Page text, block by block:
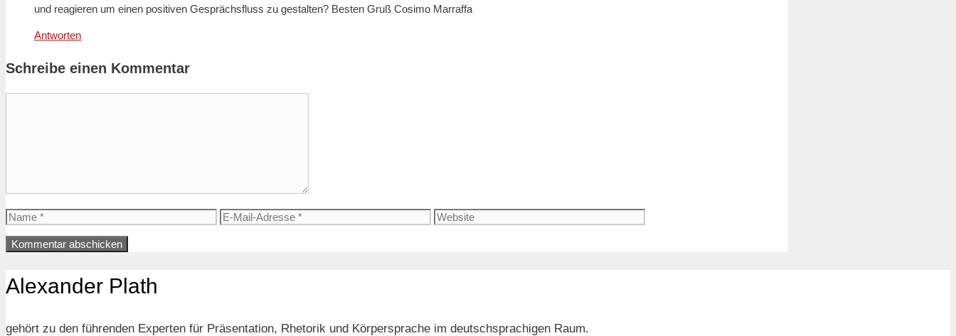
und reagieren um einen positiven Gesprächsfluss zu gestalten? Besten Gruß Cosimo Marraffa
Antworten
Schreibe einen Kommentar
Name
E-
Website
Alexander Plath
gehört zu den führenden Experten für Präsentation, Rhetorik und Körpersprache im deutschsprachigen Raum.